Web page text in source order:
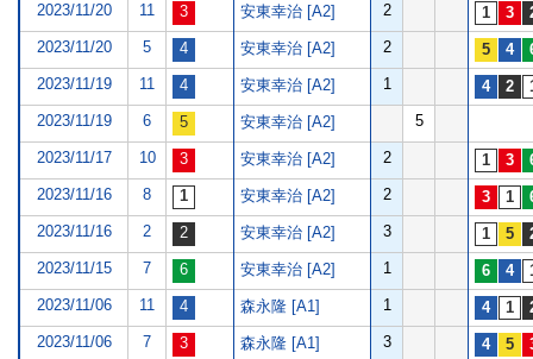
2023/11/20 11 安東幸治 [A2] 2
2023/11/20 5 安東幸治 [A2] 2
2023/11/19 11 安東幸治 [A2] 1
2023/11/19 6 安東幸治 [A2] 5
2023/11/17 10 安東幸治 [A2] 2
2023/11/16 8 安東幸治 [A2] 2
2023/11/16 2 安東幸治 [A2] 3
2023/11/15 7 安東幸治 [A2] 1
2023/11/06 11 森永隆 [A1] 1
2023/11/06 7 森永隆 [A1] 3